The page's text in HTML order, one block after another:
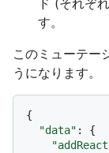
ド (それぞれ
す。
このミューテー
うになります。
{
"data" :
{